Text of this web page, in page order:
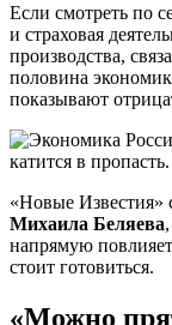
Если смотреть по
и страховая
производства,
половина
показывают
«Новые Известия»
Михаила Беляева
напрямую
стоит готовиться.
«Можно